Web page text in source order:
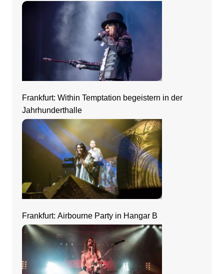
Frankfurt: Within Temptation begeistern in der
Jahrhunderthalle
Frankfurt: Airbourne Party in Hangar B